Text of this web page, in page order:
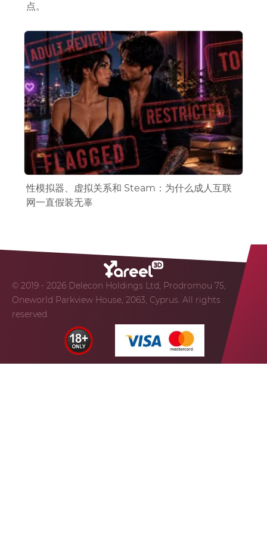
点。
性模拟器、虚拟关系和 Steam：为什么成人互联
网一直假装无辜
© 2019 - 2026 Delecon Holdings Ltd, Prodromou 75,
Oneworld Parkview House, 2063, Cyprus. All rights
reserved.